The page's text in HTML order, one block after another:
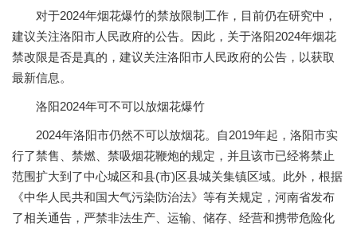
对于2024年烟花爆竹的禁放限制工作，目前仍在研究中，
建议关注洛阳市人民政府的公告。因此，关于洛阳2024年烟花
禁改限是否是真的，建议关注洛阳市人民政府的公告，以获取
最新信息。
洛阳2024年可不可以放烟花爆竹
2024年洛阳市仍然不可以放烟花。自2019年起，洛阳市实
行了禁售、禁燃、禁吸烟花鞭炮的规定，并且该市已经将禁止
范围扩大到了中心城区和县(市)区县城关集镇区域。此外，根据
《中华人民共和国大气污染防治法》等有关规定，河南省发布
了相关通告，严禁非法生产、运输、储存、经营和携带危险化